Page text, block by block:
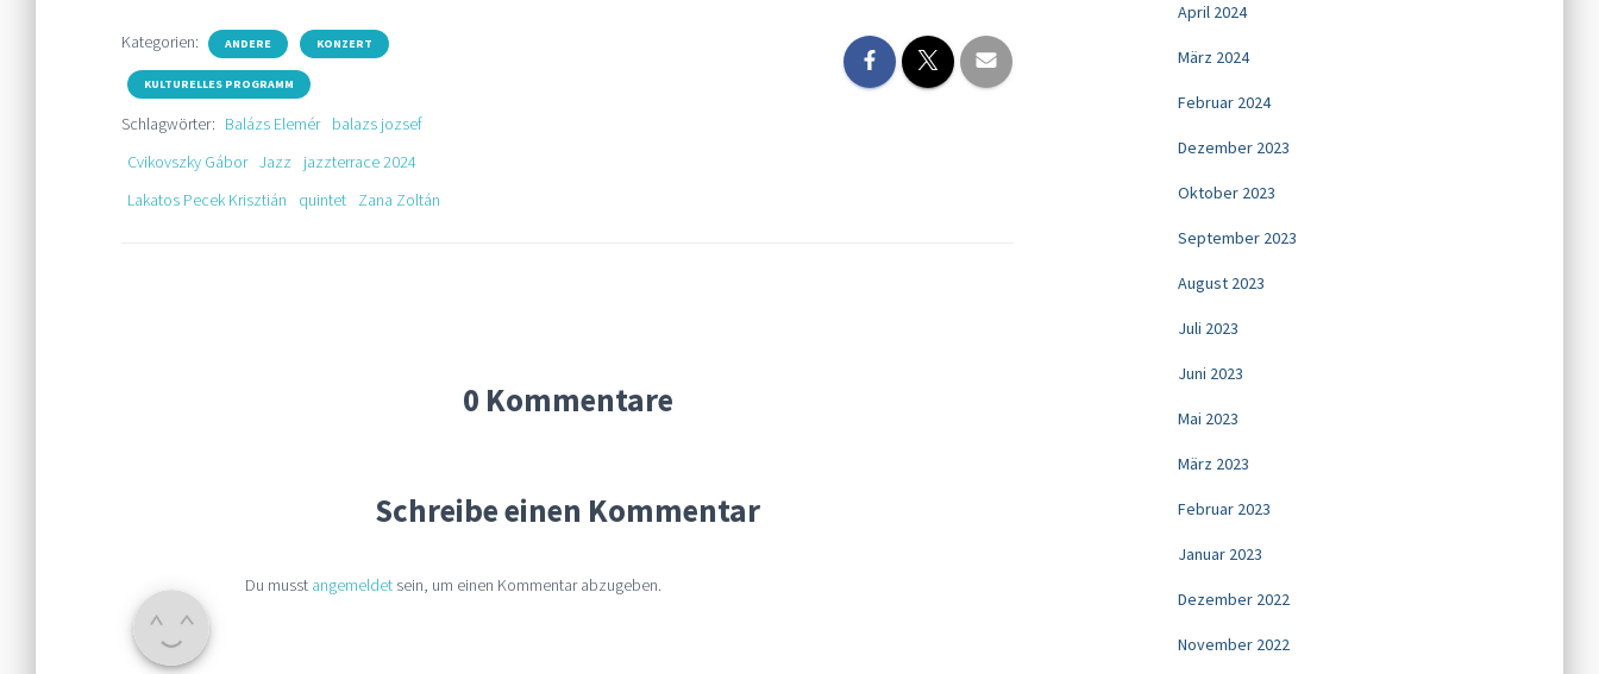
Kategorien: ANDERE KONZERT
KULTURELLES PROGRAMM
Schlagwörter: Balázs Elemér
balazs jozsef
Cvikovszky Gábor Jazz
jazzterrace 2024
Lakatos Pecek Krisztián
quintet Zana Zoltán
0 Kommentare
Schreibe einen Kommentar
Du musst angemeldet sein, um einen Kommentar abzugeben.
April 2024
März 2024
Februar 2024
Dezember 2023
Oktober 2023
September 2023
August 2023
Juli 2023
Juni 2023
Mai 2023
März 2023
Februar 2023
Januar 2023
Dezember 2022
November 2022